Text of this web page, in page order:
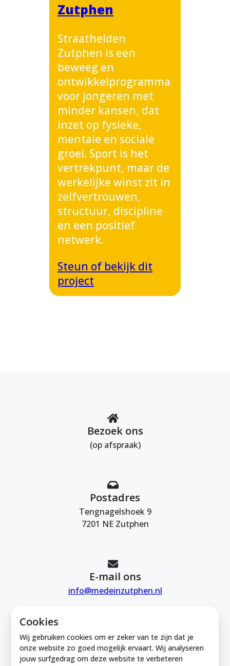
Cookies
Wij gebruiken cookies om er zeker van te zijn dat je
onze website zo goed mogelijk ervaart. Wij analyseren
jouw surfgedrag om deze website te verbeteren
Zutphen
Straathelden
Zutphen is een
beweeg en
ontwikkelprogramma
voor jongeren met
minder kansen, dat
inzet op fysieke,
mentale en sociale
groei. Sport is het
vertrekpunt, maar de
werkelijke winst zit in
zelfvertrouwen,
structuur, discipline
en een positief
netwerk.
Steun of bekijk dit
project
Bezoek ons
(op afspraak)
Postadres
Tengnagelshoek 9
7201 NE Zutphen
E-mail ons
info@medeinzutphen.nl